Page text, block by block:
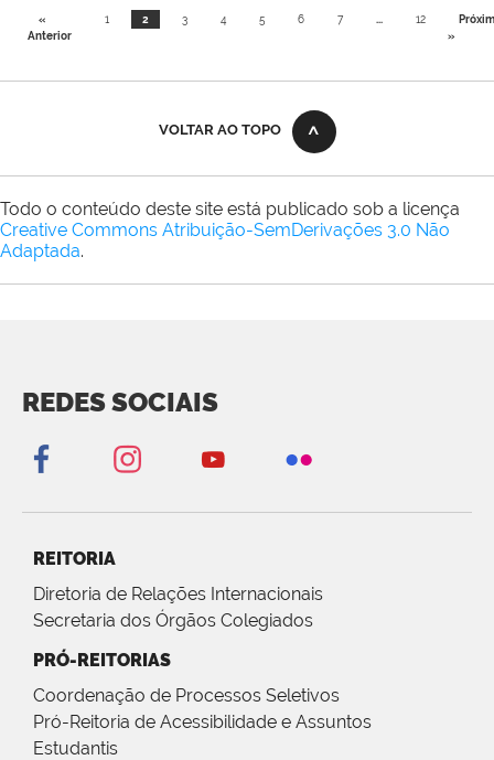
«
Anterior
1 2 3 4 5 6 7 ... 12
»
VOLTAR AO TOPO
Todo o conteúdo deste site está publicado sob a licença
Creative Commons Atribuição-SemDerivações 3.0 Não
Adaptada.
REDES SOCIAIS
REITORIA
Diretoria de Relações Internacionais
Secretaria dos Órgãos Colegiados
PRÓ-REITORIAS
Coordenação de Processos Seletivos
Pró-Reitoria de Acessibilidade e Assuntos
Estudantis